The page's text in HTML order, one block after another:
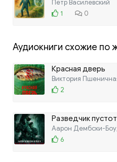
Пётр Василевский
1
0
Аудиокниги схожие по
Красная дверь
Виктория
2
Разведчик
Аарон Дембски-
6